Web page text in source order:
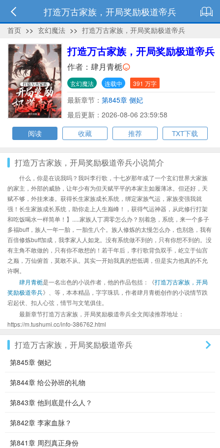
打造万古家族，开局奖励极道帝兵
首页 >> 玄幻魔法 >> 打造万古家族，开局奖励极道帝兵
打造万古家族，开局奖励极道帝兵
作者： 肆月青栀
玄幻魔法 连载中 391 万字
最新章节： 第845章 侧妃
最后更新：2026-08-06 23:59:58
阅读
收藏 推荐 TXT下载
打造万古家族，开局奖励极道帝兵小说简介
什么，你是在说我吗？我叫李行歌，十七岁那年成了一个玄幻世界大家族
的家主，外部的威胁，让年少有为但天赋平平的本家主如履薄冰。但还好，天
赋不够，外挂来凑。获得长生家族成长系统，绑定家族气运，家族变强我就
强！长生家族成长系统，助你走上人生巅峰！，获得气运神器，从此修行打架
和吃饭喝水一样简单！】.....家族人丁凋零怎么办？别着急，系统，来一个多子
多福buff，族人一年一胎，一胎生八个。族人修炼的太慢怎么办，也别急，我有
百倍修炼buff加成，我李家人人如龙。没有系统做不到的，只有你想不到的。没
有主角不敢做的，只有你不敢想的！若干年后，李行歌背负双手，屹立于仙宫
之巅，万仙俯首，莫敢不从。其实一开始我真的想低调，但是实力他真的不允
许啊。
肆月青栀是一名出色的小说作者，他的作品包括：《打造万古家族，开局
奖励极道帝兵》、等，本本精品，字字珠玑，作者肆月青栀创作的小说情节跌
宕起伏、扣人心弦，情节与文笔俱佳。
最新章节打造万古家族，开局奖励极道帝兵全文阅读推荐地址：
https://m.tushumi.cc/info-386762.html
打造万古家族，开局奖励极道帝兵
第845章 侧妃
第844章 给公孙班的礼物
第843章 他到底是什么人？
第842章 李家血脉？
第841章 周烈真正身份